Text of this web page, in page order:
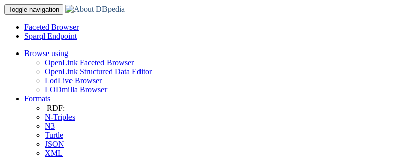
Toggle navigation
Faceted Browser
Sparql Endpoint
Browse using
OpenLink Faceted Browser
OpenLink Structured Data Editor
LodLive Browser
LODmilla Browser
Formats
RDF:
N-Triples
N3
Turtle
JSON
XML